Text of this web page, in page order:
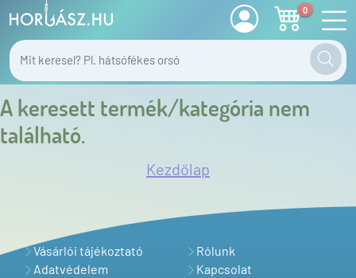
0
A keresett termék/kategória nem
található.
Kezdőlap
Vásárlói tájékoztató
Adatvédelem
Rólunk
Kapcsolat